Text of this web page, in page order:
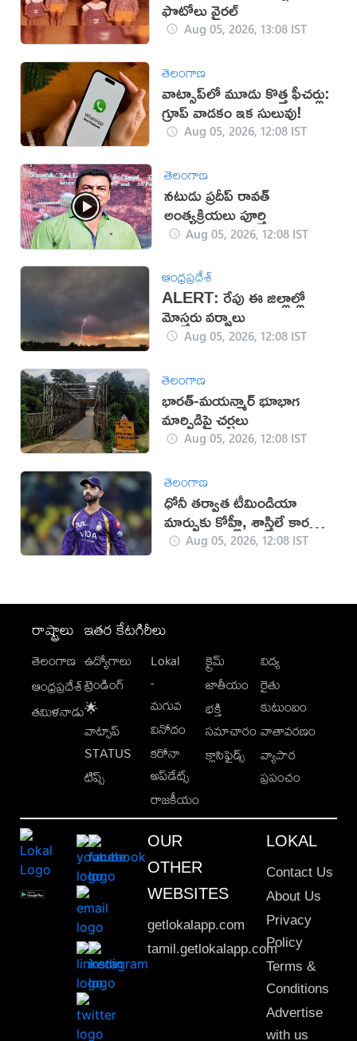
ఫొటోలు వైరల్
Aug 05, 2026, 13:08 IST
తెలంగాణ
వాట్సాప్‌లో మూడు కొత్త ఫీచర్లు:
గ్రూప్ వాడకం ఇక సులువు!
Aug 05, 2026, 12:08 IST
తెలంగాణ
నటుడు ప్రదీప్ రావత్
అంత్యక్రియలు పూర్తి
Aug 05, 2026, 12:08 IST
ఆంధ్రప్రదేశ్
ALERT: రేపు ఈ జిల్లాల్లో
మోస్తరు వర్షాలు
Aug 05, 2026, 12:08 IST
తెలంగాణ
భారత్-మయన్మార్ భూభాగ
మార్పిడిపై చర్చలు
Aug 05, 2026, 12:08 IST
తెలంగాణ
ధోనీ తర్వాత టీమిండియా
మార్పుకు కోహ్లీ, శాస్త్రిలే కారణం:
రహానేAug 05, 2026, 12:08 IST
రాష్ట్రాలు
తెలంగాణ
ఆంధ్రప్రదేశ్
తమిళనాడు
ఇతర కేటగిరీలు
ఉద్యోగాలు
ట్రెండింగ్
🌟
వాట్సాప్
STATUS
టిప్స్
Lokal
-
మగువ
వినోదం
కరోనా
అప్‌డేట్స్
రాజకీయం
క్రైమ్
జాతీయం
భక్తి
సమాచారం
క్లాసిఫైడ్స్
విద్య
రైతు
కుటుంబం
వాతావరణం
వ్యాపార
ప్రపంచం
OUR
OTHER
WEBSITES
getlokalapp.com
tamil.getlokalapp.com
LOKAL
Contact Us
About Us
Privacy
Policy
Terms &
Conditions
Advertise
with us